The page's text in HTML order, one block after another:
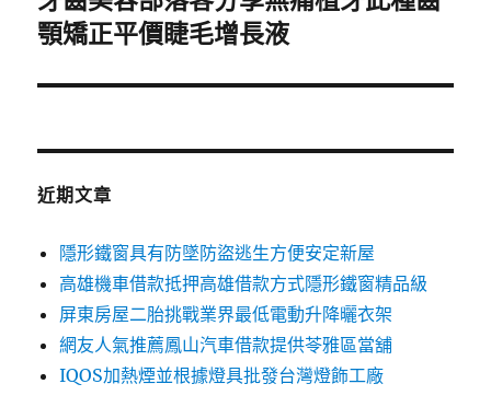
一
文
顎矯正平價睫毛增長液
近期文章
隱形鐵窗具有防墜防盜逃生方便安定新屋
高雄機車借款抵押高雄借款方式隱形鐵窗精品級
屏東房屋二胎挑戰業界最低電動升降曬衣架
網友人氣推薦鳳山汽車借款提供苓雅區當舖
IQOS加熱煙並根據燈具批發台灣燈飾工廠